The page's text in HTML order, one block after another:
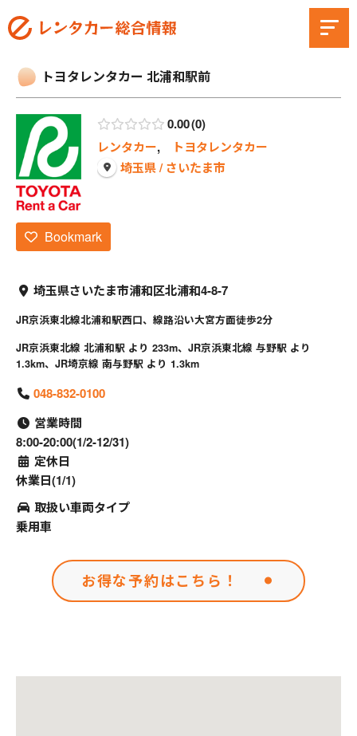
トヨタレンタカー 北浦和駅前
0.00 0
レンタカー,
トヨタレンタカー
埼玉県 / さいたま市
Bookmark
埼玉県さいたま市浦和区北浦和4-8-7
JR京浜東北線北浦和駅西口、線路沿い大宮方面徒歩2分
JR京浜東北線 北浦和駅 より 233m、JR京浜東北線 与野駅 より
1.3km、JR埼京線 南与野駅 より 1.3km
048-832-0100
営業時間
8:00-20:00(1/2-12/31)
定休日
休業日(1/1)
取扱い車両タイプ
乗用車
お得な予約はこちら！